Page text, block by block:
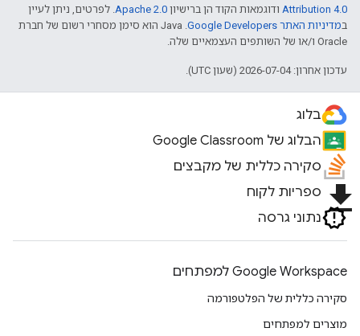
Attribution 4.0 ודוגמאות הקוד הן ברישיון Apache 2.0. לפרטים, ניתן לעיין
במדיניות האתר Google Developers‏
.‏ Java הוא סימן מסחרי רשום של חברת
Oracle ו/או של השותפים העצמאיים שלה.
עדכון אחרון: 2026-07-04 (שעון UTC).
בלוג
הבלוג של Google Classroom
סקירה כללית של מקבצים
file_download ספריות לקוח
נתוני גרסה
Google Workspace למפתחים
סקירה כללית של הפלטפורמה
מוצרים למפתחים